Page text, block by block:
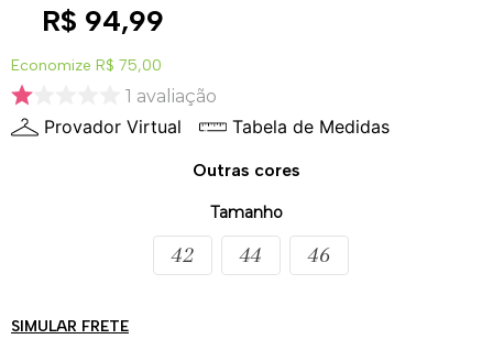
R$ 94,99
Economize R$ 75,00
1 avaliação
Provador Virtual Tabela de Medidas
Outras cores
Tamanho
42 44 46
SIMULAR FRETE